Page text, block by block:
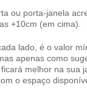
ou porta-janela
+10cm (em cima).
lado, é o valor
apenas como
melhor na sua
o espaço